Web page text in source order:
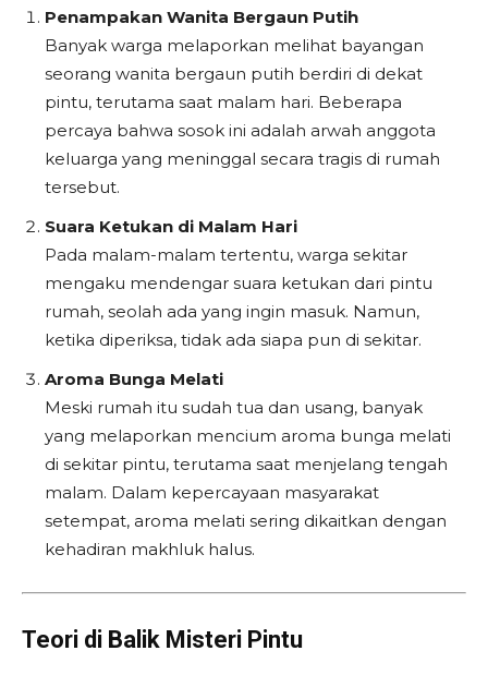
Penampakan Wanita Bergaun Putih
Banyak warga melaporkan melihat bayangan
seorang wanita bergaun putih berdiri di dekat
pintu, terutama saat malam hari. Beberapa
percaya bahwa sosok ini adalah arwah anggota
keluarga yang meninggal secara tragis di rumah
tersebut.
Suara Ketukan di Malam Hari
Pada malam-malam tertentu, warga sekitar
mengaku mendengar suara ketukan dari pintu
rumah, seolah ada yang ingin masuk. Namun,
ketika diperiksa, tidak ada siapa pun di sekitar.
Aroma Bunga Melati
Meski rumah itu sudah tua dan usang, banyak
yang melaporkan mencium aroma bunga melati
di sekitar pintu, terutama saat menjelang tengah
malam. Dalam kepercayaan masyarakat
setempat, aroma melati sering dikaitkan dengan
kehadiran makhluk halus.
Teori di Balik Misteri Pintu